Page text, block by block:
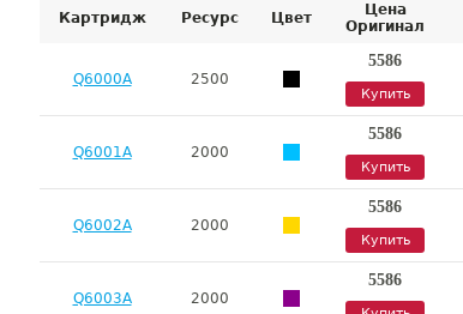
Картридж Ресурс Цвет
Цена
Оригинал
Q6000A 2500
5586
Купить
Q6001A 2000
5586
Купить
Q6002A 2000
5586
Купить
Q6003A 2000
5586